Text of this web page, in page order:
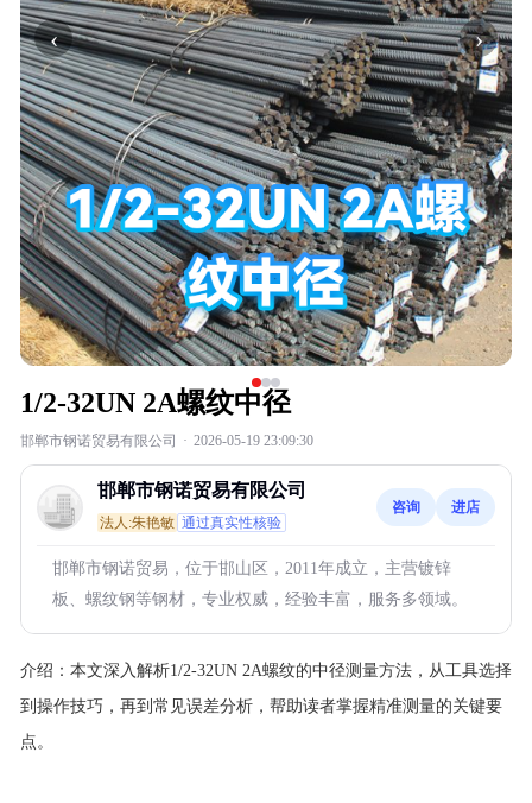
‹ ›
1/2-32UN 2A螺纹中径
邯郸市钢诺贸易有限公司 · 2026-05-19 23:09:30
邯郸市钢诺贸易有限公司
法人:朱艳敏 通过真实性核验
咨询 进店
邯郸市钢诺贸易，位于邯山区，2011年成立，主营镀锌
板、螺纹钢等钢材，专业权威，经验丰富，服务多领域。
介绍： 本文深入解析1/2-32UN 2A螺纹的中径测量方法，从工具选择
到操作技巧，再到常见误差分析，帮助读者掌握精准测量的关键要
点。